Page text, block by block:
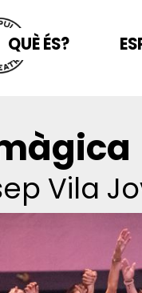
QUÈ ÉS?
Vila